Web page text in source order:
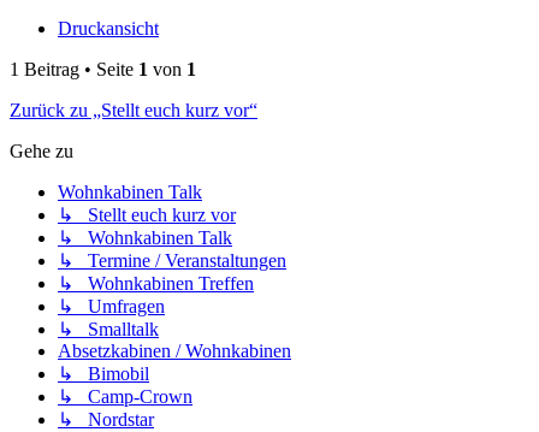
Druckansicht
1 Beitrag • Seite 1 von 1
Zurück zu „Stellt euch kurz vor“
Gehe zu
Wohnkabinen Talk
↳ Stellt euch kurz vor
↳ Wohnkabinen Talk
↳ Termine / Veranstaltungen
↳ Wohnkabinen Treffen
↳ Umfragen
↳ Smalltalk
Absetzkabinen / Wohnkabinen
↳ Bimobil
↳ Camp-Crown
↳ Nordstar